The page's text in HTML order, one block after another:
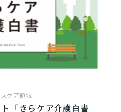
ケア領域
「きらケア介護白書